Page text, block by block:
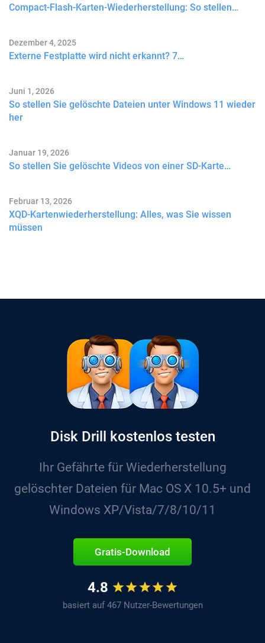
Compact-Flash-Karten-Wiederherstellung: So stellen…
Dezember 4, 2025
Externe Festplatte wird nicht erkannt? 7…
Juni 1, 2026
So stellen Sie gelöschte Dateien unter Windows 11 wieder
her
Januar 19, 2026
So stellen Sie gelöschte Videos von einer SD-Karte…
Februar 13, 2026
XQD-Kartenwiederherstellung: Alles, was Sie wissen
müssen
Disk Drill kostenlos testen
Ihr Gefährte für Wiederherstellung
gelöschter Dateien für Mac OS X 10.5+ und
Windows XP/Vista/7/8/10/11
Gratis-Download
4.8
basiert auf 467 Nutzer-Bewertungen